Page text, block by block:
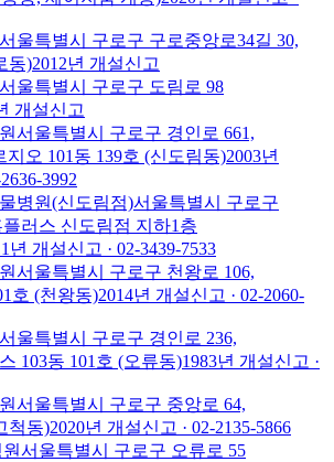
서울특별시 구로구 구로중앙로34길 30,
동)2012년 개설신고
서울특별시 구로구 도림로 98
개설신고
서울특별시 구로구 경인로 661,
지오 101동 139호 (신도림동)2003년
2636-3992
병원(신도림점)서울특별시 구로구
플러스 신도림점 지하1층
년 개설신고 · 02-3439-7533
서울특별시 구로구 천왕로 106,
호 (천왕동)2014년 개설신고 · 02-2060-
서울특별시 구로구 경인로 236,
103동 101호 (오류동)1983년 개설신고 ·
서울특별시 구로구 중앙로 64,
척동)2020년 개설신고 · 02-2135-5866
서울특별시 구로구 오류로 55